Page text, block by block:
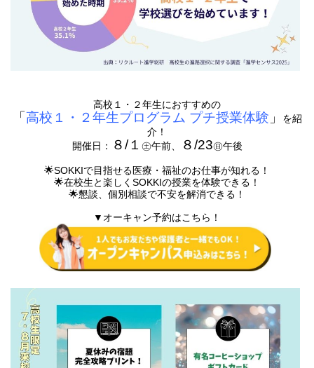
高校１・２年生におすすめの
「高校１・２年生プログラム プチ授業体験 」
を紹
介！
開催日：
８/１ ㊏午前、 ８/23㊐午後
🌟SOKKIで目指せる医療・福祉のお仕事が知れる！
🌟在校生と楽しくSOKKIの授業を体験できる！
🌟懇談、個別相談で不安を解消できる！
▼オーキャン予約はこちら！